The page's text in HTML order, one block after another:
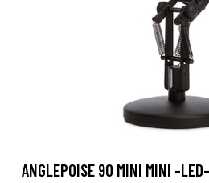
ANGLEPOISE 90 MINI MINI -